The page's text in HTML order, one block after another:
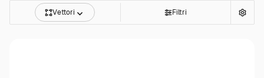
Vettori Filtri